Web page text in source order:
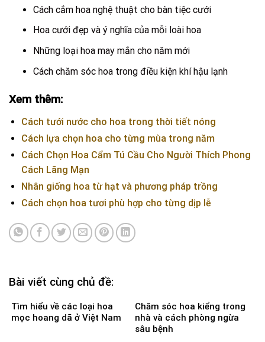
Cách cắm hoa nghệ thuật cho bàn tiệc cưới
Hoa cưới đẹp và ý nghĩa của mỗi loài hoa
Những loại hoa may mắn cho năm mới
Cách chăm sóc hoa trong điều kiện khí hậu lạnh
Xem thêm:
Cách tưới nước cho hoa trong thời tiết nóng
Cách lựa chọn hoa cho từng mùa trong năm
Cách Chọn Hoa Cẩm Tú Cầu Cho Người Thích Phong
Cách Lãng Mạn
Nhân giống hoa từ hạt và phương pháp trồng
Cách chọn hoa tươi phù hợp cho từng dịp lễ
Bài viết cùng chủ đề:
Tìm hiểu về các loại hoa
mọc hoang dã ở Việt Nam
Chăm sóc hoa kiểng trong
nhà và cách phòng ngừa
sâu bệnh